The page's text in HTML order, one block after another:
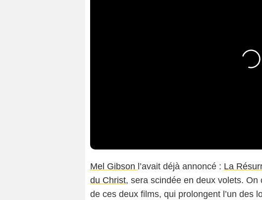
Mel Gibson l’avait déjà annoncé : La
du Christ, sera scindée en deux volets.
de ces deux films, qui prolongent l’un des